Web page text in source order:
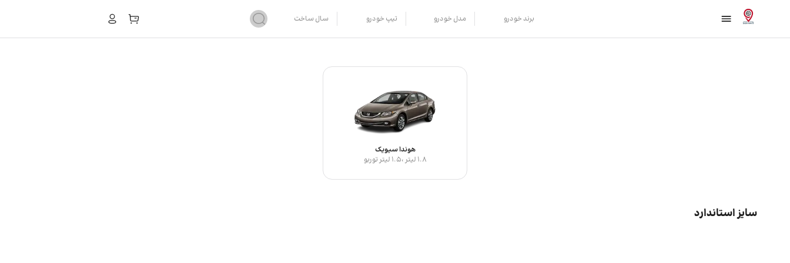
برند خودرو مدل خودرو تیپ خودرو سال ساخت
هوندا سیویک
1.8 لیتر ،1.5 لیتر توربو
سایز استاندارد